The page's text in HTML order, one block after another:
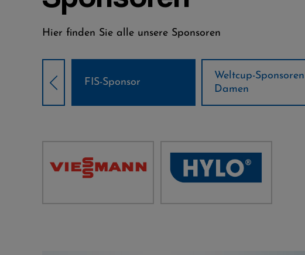
Hier finden Sie alle unsere Sponsoren
Weltcup-Sponsoren
Damen
Weltcup-Sponsoren
Herren